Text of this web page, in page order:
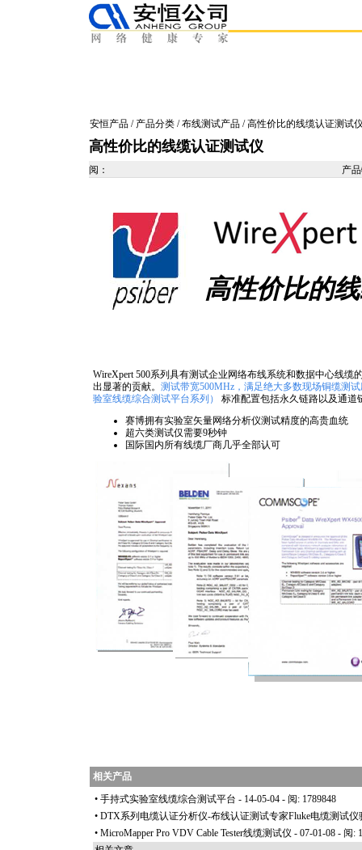
安恒产品 / 产品分类 /布线测试产品 / 高性价比的线缆认证测试
高性价比的线缆认证测试仪
阅： 产
高性价比的
WireXpert 500系列具有测试企业网络布线系统和数据中心线缆
出显著的贡献。 测试带宽500MHz，满足绝大多数现场铜缆测
验室线缆综合测试平台系列）
标准配置包括永久链路以及通道
赛博拥有实验室矢量网络分析仪测试精度的高贵血统
超六类测试仅需要9秒钟
国际国内所有线缆厂商几乎全部认可
相关产品
• 手持式实验室线缆综合测试平台 - 14-05-04 - 阅: 1789848
• DTX系列电缆认证分析仪-布线认证测试专家Fluke电缆测试仪
• MicroMapper Pro VDV Cable Tester线缆测试仪 - 07-01-08 - 阅: